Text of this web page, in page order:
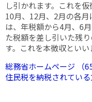
し引かれます。これを仮
10月、12月、2月の各
は、年税額から4月、6
た税額を差し引いた残
す。これを本徴収といい
総務省ホームページ （
住民税を納税されてい